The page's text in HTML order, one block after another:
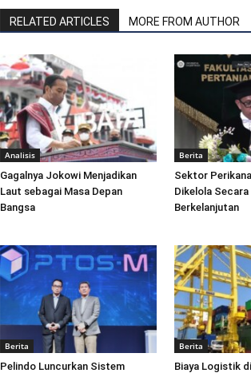
RELATED ARTICLES MORE FROM AUTHOR
Analisis
Gagalnya Jokowi Menjadikan
Laut sebagai Masa Depan
Bangsa
Berita
Sektor
Dikelola
Berkelanjutan
Berita
Pelindo Luncurkan Sistem
Berita
Biaya Logistik